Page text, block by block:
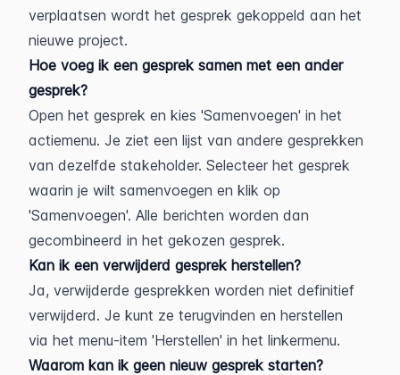
verplaatsen wordt het gesprek gekoppeld aan het
nieuwe project.
Hoe voeg ik een gesprek samen met een ander
gesprek?
Open het gesprek en kies 'Samenvoegen' in het
actiemenu. Je ziet een lijst van andere gesprekken
van dezelfde stakeholder. Selecteer het gesprek
waarin je wilt samenvoegen en klik op
'Samenvoegen'. Alle berichten worden dan
gecombineerd in het gekozen gesprek.
Kan ik een verwijderd gesprek herstellen?
Ja, verwijderde gesprekken worden niet definitief
verwijderd. Je kunt ze terugvinden en herstellen
via het menu-item 'Herstellen' in het linkermenu.
Waarom kan ik geen nieuw gesprek starten?